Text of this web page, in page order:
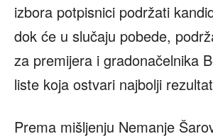
izbora potpisnici podržati
dok će u slučaju pobede,
za premijera i gradonačelnika
liste koja ostvari najbolji
Prema mišljenju Nemanje